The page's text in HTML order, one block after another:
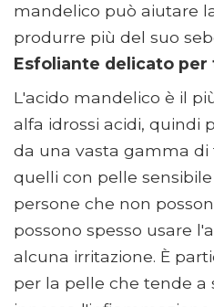
mandelico può aiutare
produrre più del suo
Esfoliante delicato
L'acido mandelico è il
alfa idrossi acidi, quindi
da una vasta gamma di
quelli con pelle
persone che non
possono spesso usare
alcuna irritazione. È
per la pelle che tende a